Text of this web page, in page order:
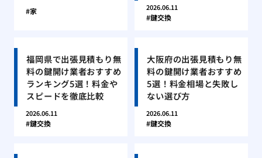
家 2026.06.11
鍵交換
福岡県で出張見積もり無
料の鍵開け業者おすすめ
ランキング5選！料金や
スピードを徹底比較
2026.06.11
鍵交換
大阪府の出張見積もり無
料の鍵開け業者おすすめ
5選！料金相場と失敗し
ない選び方
2026.06.11
鍵交換